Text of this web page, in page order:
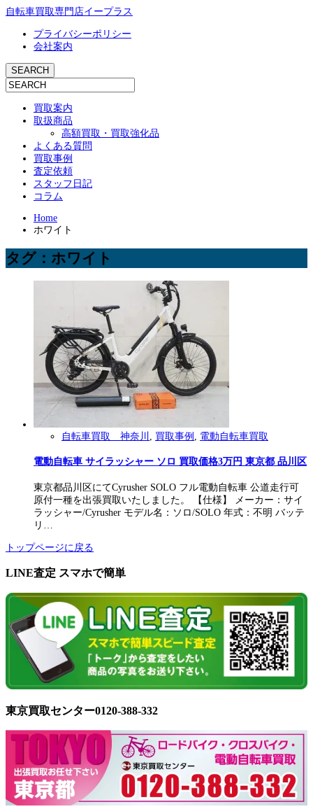
自転車買取専門店イープラス
プライバシーポリシー
会社案内
買取案内
取扱商品
高額買取・買取強化品
よくある質問
買取事例
査定依頼
スタッフ日記
コラム
Home
ホワイト
タグ：ホワイト
自転車買取 神奈川 買取事例 電動自転車買取
電動自転車 サイラッシャー ソロ 買取価格3万円 東京都 品川区
東京都品川区にてCyrusher SOLO フル電動自転車 公道走行可
原付一種を出張買取いたしました。 【仕様】 メーカー：サイ
ラッシャー/Cyrusher モデル名：ソロ/SOLO 年式：不明 バッテ
リ…
トップページに戻る
LINE査定 スマホで簡単
東京買取センター0120-388-332